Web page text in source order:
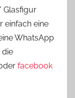
Glasfigur
einfach eine
WhatsApp
die
facebook